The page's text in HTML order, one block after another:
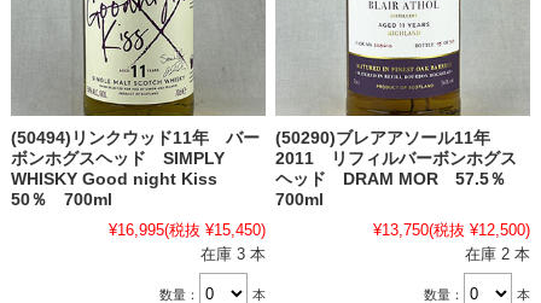
(50494)リンクウッド11年 バー
ボンホグスヘッド SIMPLY
WHISKY Good night Kiss
50％ 700ml
¥16,995(税抜 ¥15,450)
在庫 3 本
数量： 本
(50290)ブレアアソール11年
2011 リフィルバーボンホグス
ヘッド DRAM MOR 57.5％
700ml
¥13,750(税抜 ¥12,500)
在庫 2 本
数量： 本